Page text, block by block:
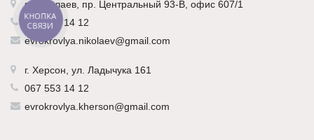
г. Николаев , пр. Центральный 93-В, офис 607/1
067 553 14 12
evrokrovlya.nikolaev@gmail.com
г. Херсон , ул. Ладычука 161
067 553 14 12
evrokrovlya.kherson@gmail.com
КНОПКА
СВЯЗИ